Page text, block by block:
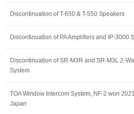
Discontinuation of T-650 & T-550 Speakers
Discontinuation of PA Amplifiers and IP-3000
Discontinuation of SR-M3R and SR-M3L 2-
System
TOA Window Intercom System, NF-2 won
Japan